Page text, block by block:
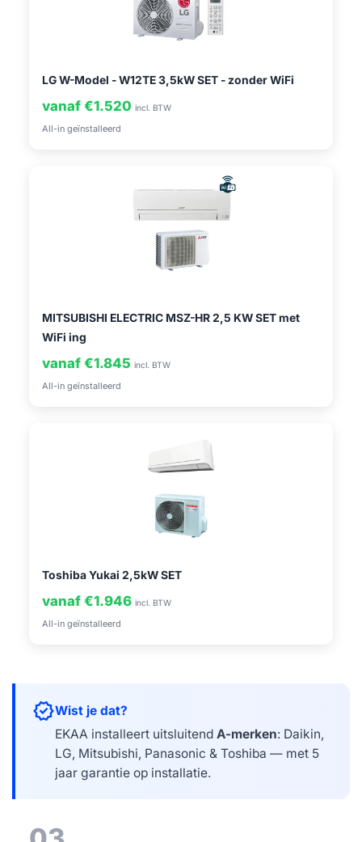
LG W-Model - W12TE 3,5kW SET - zonder WiFi
vanaf €1.520 incl. BTW
All-in geïnstalleerd
MITSUBISHI ELECTRIC MSZ-HR 2,5 KW SET met
WiFi ing
vanaf €1.845 incl. BTW
All-in geïnstalleerd
Toshiba Yukai 2,5kW SET
vanaf €1.946 incl. BTW
All-in geïnstalleerd
verifiedWist je dat?
EKAA installeert uitsluitend A-merken: Daikin,
LG, Mitsubishi, Panasonic & Toshiba — met 5
jaar garantie op installatie.